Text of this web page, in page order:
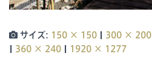
サイズ: 150 × 150 | 300 × 200
| 360 × 240 | 1920 × 1277